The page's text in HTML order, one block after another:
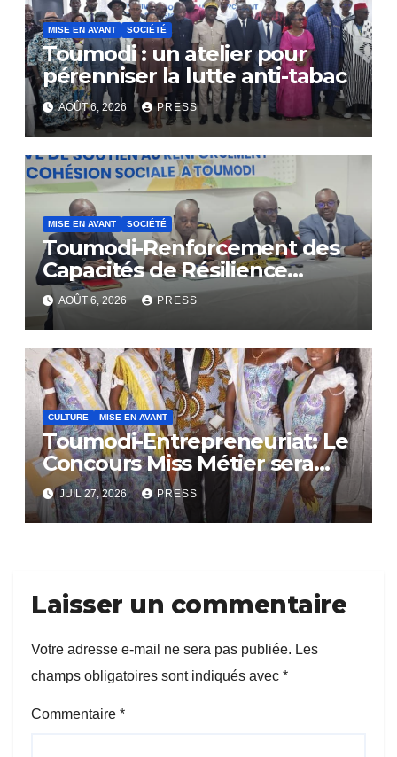
MISE EN AVANT SOCIÉTÉ
Toumodi : un atelier pour
pérenniser la lutte anti-tabac
AOÛT 6, 2026 PRESS
MISE EN AVANT SOCIÉTÉ
Toumodi-Renforcement des
Capacités de Résilience
Communautaire
AOÛT 6, 2026 PRESS
CULTURE MISE EN AVANT
Toumodi-Entrepreneuriat: Le
Concours Miss Métier sera
bientôt lance.
JUIL 27, 2026 PRESS
Laisser un commentaire
Votre adresse e-mail ne sera pas publiée. Les
champs obligatoires sont indiqués avec *
Commentaire *